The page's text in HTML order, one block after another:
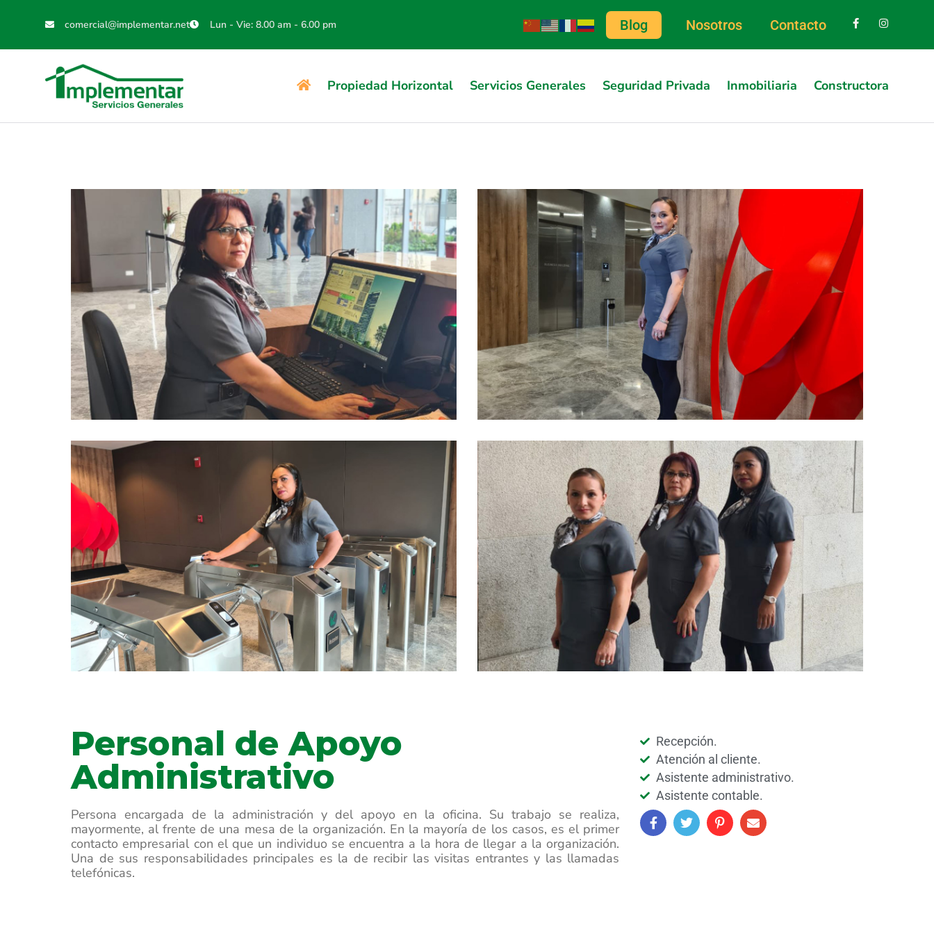
comercial@implementar.net Lun - Vie: 8.00 am - 6.00 pm Blog Nosotros Contacto
Propiedad Horizontal Servicios Generales Seguridad Privada Inmobiliaria Constructora
Personal de Apoyo
Administrativo
Persona encargada de la administración y del apoyo en la oficina. Su trabajo se realiza,
mayormente, al frente de una mesa de la organización. En la mayoría de los casos, es el primer
contacto empresarial con el que un individuo se encuentra a la hora de llegar a la organización.
Una de sus responsabilidades principales es la de recibir las visitas entrantes y las llamadas
telefónicas.
Recepción.
Atención al cliente.
Asistente administrativo.
Asistente contable.